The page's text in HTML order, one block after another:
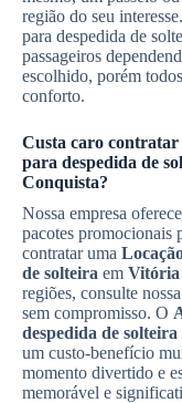
região do seu
para despedida de
passageiros
escolhido, porém
conforto.
Custa caro contratar
para despedida de
Conquista?
Nossa empresa
pacotes promocionais
contratar uma
de solteira em Vitória
regiões, consulte
sem compromisso. O
despedida de solteira
um custo-benefício
momento divertido e
memorável e